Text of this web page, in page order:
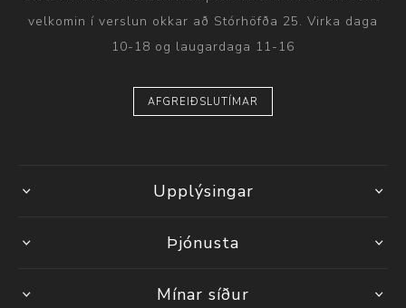
velkomin í verslun okkar að Stórhöfða 25. Virka daga
10-18 og laugardaga 11-16
AFGREIÐSLUTÍMAR
Upplýsingar
Þjónusta
Mínar síður